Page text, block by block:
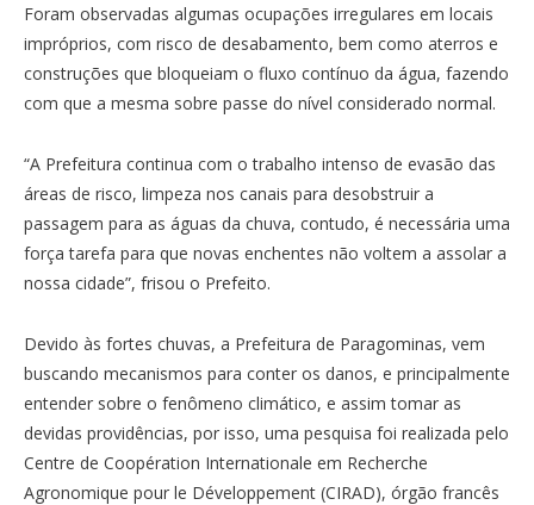
Foram observadas algumas ocupações irregulares em locais
impróprios, com risco de desabamento, bem como aterros e
construções que bloqueiam o fluxo contínuo da água, fazendo
com que a mesma sobre passe do nível considerado normal.
“A Prefeitura continua com o trabalho intenso de evasão das
áreas de risco, limpeza nos canais para desobstruir a
passagem para as águas da chuva, contudo, é necessária uma
força tarefa para que novas enchentes não voltem a assolar a
nossa cidade”, frisou o Prefeito.
Devido às fortes chuvas, a Prefeitura de Paragominas, vem
buscando mecanismos para conter os danos, e principalmente
entender sobre o fenômeno climático, e assim tomar as
devidas providências, por isso, uma pesquisa foi realizada pelo
Centre de Coopération Internationale em Recherche
Agronomique pour le Développement (CIRAD), órgão francês